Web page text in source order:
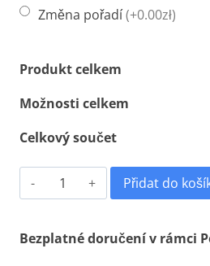
Změna pořadí(+0.00zł)
Produkt celkem
Možnosti celkem
Celkový součet
KLEJ
PCV
Přidat do
Bezplatné doručení v rámci